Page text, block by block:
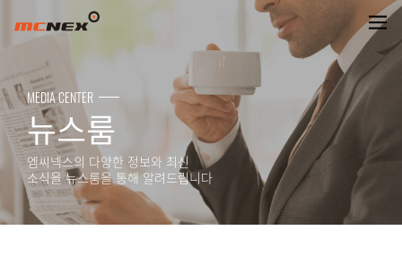
뉴스룸
MEDIA CENTER
뉴스룸
엠씨넥스의 다양한 정보와 최신
소식을 뉴스룸을 통해 알려드립니다